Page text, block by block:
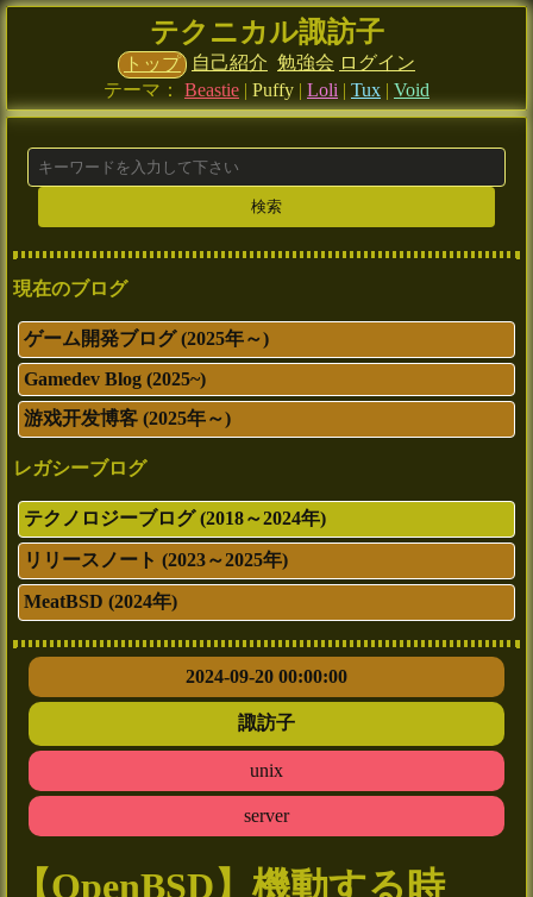
テクニカル諏訪子
トップ 自己紹介 勉強会 ログイン
テーマ： Beastie | Puffy | Loli | Tux | Void
現在のブログ
ゲーム開発ブログ (2025年～)
Gamedev Blog (2025~)
游戏开发博客 (2025年～)
レガシーブログ
テクノロジーブログ (2018～2024年)
リリースノート (2023～2025年)
MeatBSD (2024年)
2024-09-20 00:00:00
諏訪子
unix
server
【OpenBSD】機動する時